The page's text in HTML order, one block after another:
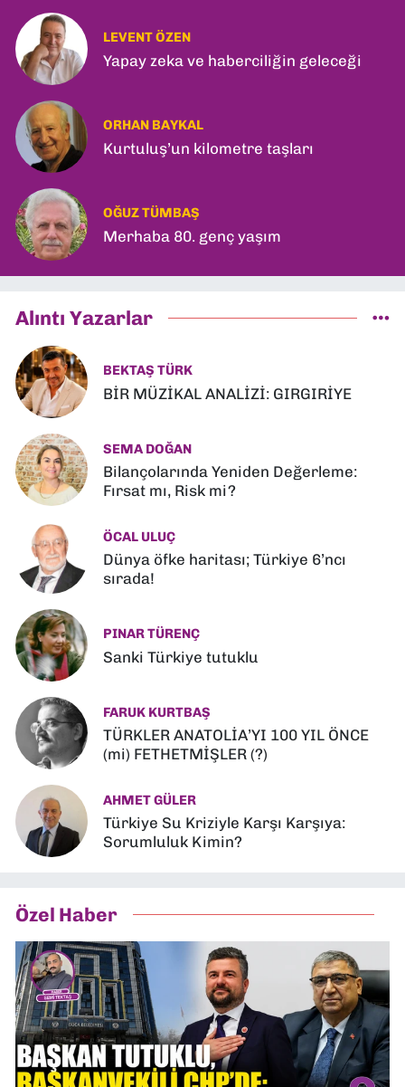
LEVENT ÖZEN
Yapay zeka ve haberciliğin geleceği
ORHAN BAYKAL
Kurtuluş’un kilometre taşları
OĞUZ TÜMBAŞ
Merhaba 80. genç yaşım
Alıntı Yazarlar
BEKTAŞ TÜRK
BİR MÜZİKAL ANALİZİ: GIRGIRİYE
SEMA DOĞAN
Bilançolarında Yeniden Değerleme:
Fırsat mı, Risk mi?
ÖCAL ULUÇ
Dünya öfke haritası; Türkiye 6’ncı
sırada!
PINAR TÜRENÇ
Sanki Türkiye tutuklu
FARUK KURTBAŞ
TÜRKLER ANATOLİA’YI 100 YIL ÖNCE
(mi) FETHETMİŞLER (?)
AHMET GÜLER
Türkiye Su Kriziyle Karşı Karşıya:
Sorumluluk Kimin?
Özel Haber